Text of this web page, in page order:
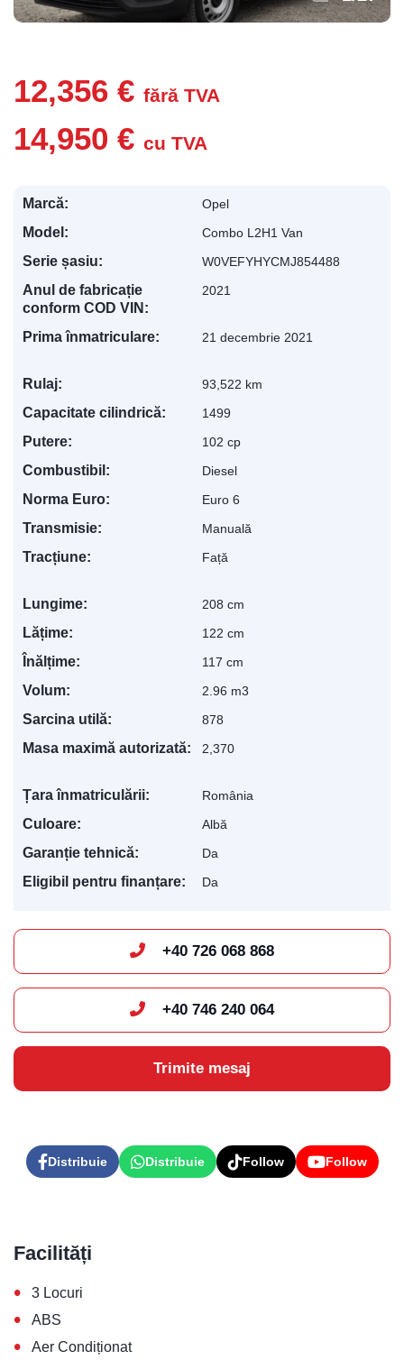
12,356 € fără TVA
14,950 € cu TVA
Marcă: Opel
Model: Combo L2H1 Van
Serie șasiu: W0VEFYHYCMJ854488
Anul de fabricație
conform COD VIN:
2021
Prima înmatriculare: 21 decembrie 2021
Rulaj: 93,522 km
Capacitate cilindrică: 1499
Putere: 102 cp
Combustibil: Diesel
Norma Euro: Euro 6
Transmisie: Manuală
Tracțiune: Față
Lungime: 208 cm
Lățime: 122 cm
Înălțime: 117 cm
Volum: 2.96 m3
Sarcina utilă: 878
Masa maximă autorizată: 2,370
Țara înmatriculării: România
Culoare: Albă
Garanție tehnică: Da
Eligibil pentru finanțare: Da
+40 726 068 868
+40 746 240 064
Trimite mesaj
Distribuie Distribuie Follow Follow
Facilități
• 3 Locuri
• ABS
• Aer Condiționat
Levis